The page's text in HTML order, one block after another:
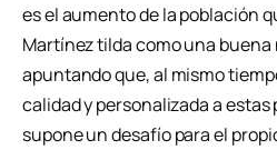
es el aumento de la población
Martínez tilda como una
apuntando que, al mismo
calidad y personalizada a
supone un desafío para el